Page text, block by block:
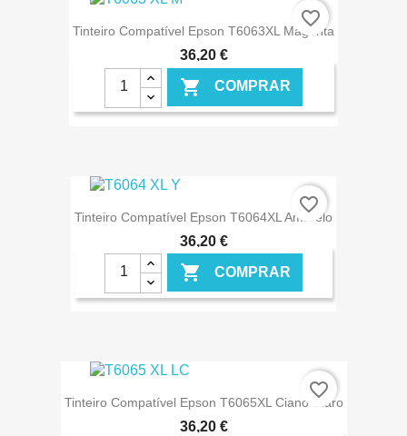
€ ONLINE
Tinteiro Compatível Epson T6063XL Magenta
36,20 €
 COMPRAR
€ ONLINE
favorite_border
Tinteiro Compatível Epson T6064XL Amarelo
36,20 €
 COMPRAR
€ ONLINE
favorite_border
Tinteiro Compatível Epson T6065XL Ciano Claro
36,20 €
favorite_border